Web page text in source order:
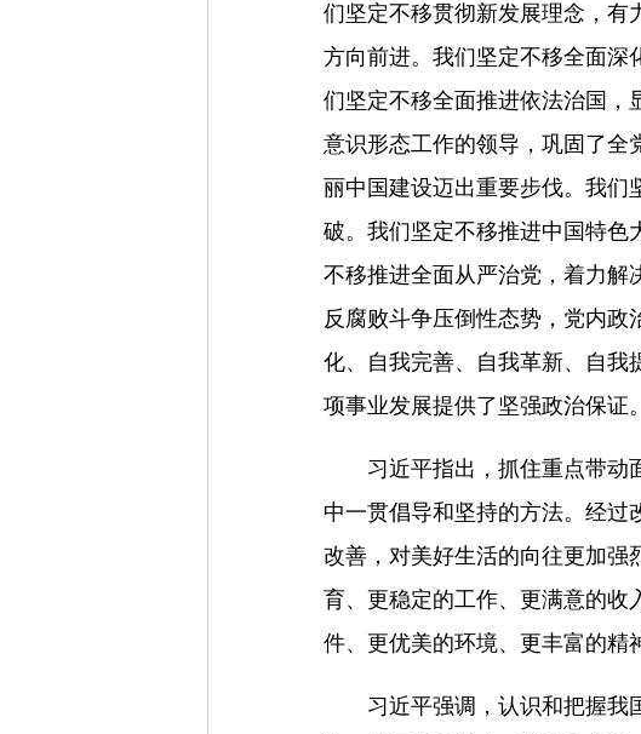
们坚定不移贯彻新发展理念，有
方向前进。我们坚定不移全面深
们坚定不移全面推进依法治国，
意识形态工作的领导，巩固了全
丽中国建设迈出重要步伐。我们
破。我们坚定不移推进中国特色
不移推进全面从严治党，着力解
反腐败斗争压倒性态势，党内
化、自我完善、自我革新、自我
项事业发展提供了坚强政治保证。
习近平指出，抓住重点带动
中一贯倡导和坚持的方法。经过
改善，对美好生活的向往更加强
育、更稳定的工作、更满意的收
件、更优美的环境、更丰富的精
习近平强调，认识和把握我